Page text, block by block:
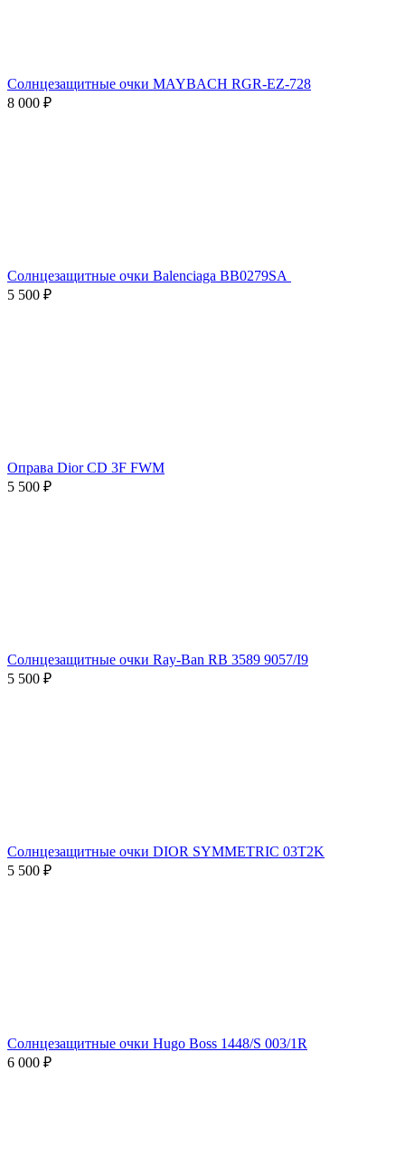
Солнцезащитные очки MAYBACH RGR-EZ-728
8 000 ₽
Солнцезащитные очки Balenciaga BB0279SA
5 500 ₽
Оправа Dior CD 3F FWM
5 500 ₽
Солнцезащитные очки Ray-Ban RB 3589 9057/I9
5 500 ₽
Солнцезащитные очки DIOR SYMMETRIC 03T2K
5 500 ₽
Солнцезащитные очки Hugo Boss 1448/S 003/1R
6 000 ₽